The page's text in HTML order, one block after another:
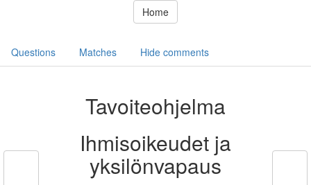
Home
Questions Matches Hide comments
Tavoiteohjelma
Ihmisoikeudet ja
yksilönvapaus